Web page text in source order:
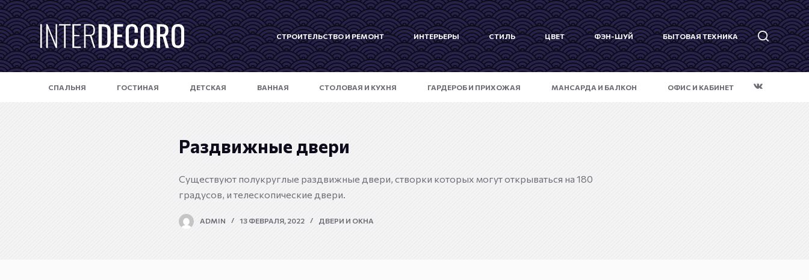
П
е
р
е
й
СТРОИТЕЛЬСТВО И РЕМОНТ ИНТЕРЬЕРЫ СТИЛЬ ЦВЕТ ФЭН-ШУЙ БЫТОВАЯ ТЕХНИКА
СПАЛЬНЯ ГОСТИНАЯ ДЕТСКАЯ ВАННАЯ СТОЛОВАЯ И КУХНЯ ГАРДЕРОБ И ПРИХОЖАЯ МАНСАРДА И БАЛКОН ОФИС И КАБИНЕТ
Раздвижные двери
Существуют полукруглые раздвижные двери, створки которых могут открываться на 180
градусов, и телескопические двери.
ADMIN 13 ФЕВРАЛЯ, 2022 ДВЕРИ И ОКНА